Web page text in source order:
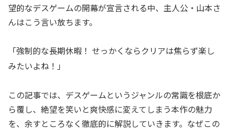
望的なデスゲームの開幕が宣言される中、主人公・山本さ
んはこう言い放ちます。
「強制的な長期休暇！ せっかくならクリアは焦らず楽し
みたいよね！」
この記事では、デスゲームというジャンルの常識を根底か
ら覆し、絶望を笑いと爽快感に変えてしまう本作の魅力
を、余すところなく徹底的に解説していきます。なぜこの